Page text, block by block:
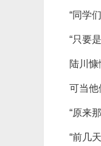
“同学
“只要
陆川
可当他
“原来
“前几